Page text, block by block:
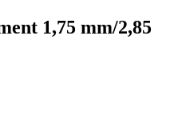
1,75 mm/2,85